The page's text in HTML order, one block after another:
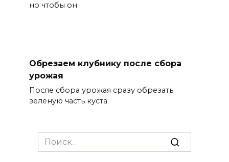
но чтобы он
Обрезаем клубнику после сбора
урожая
После сбора урожая сразу обрезать
зеленую часть куста
Search
for: